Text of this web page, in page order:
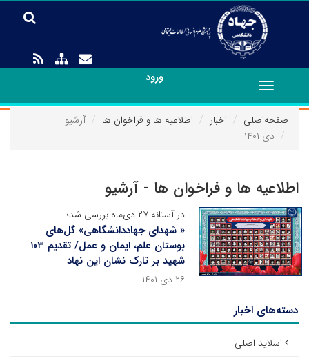
ورود
Toggle
navigation
صفحه‌اصلی
اخبار اطلاعیه ها و فراخوان ها
آرشیو
دی ۱۴۰۱
اطلاعیه ها و فراخوان ها - آرشیو
در آستانه ۲۷ دی‌ماه بررسی شد؛
« شهدای جهاددانشگاهی» گل‌های
بوستان علم، ایمان و عمل/ تقدیم ۱۰۳
شهید بر تارک نشان این نهاد
۲۶ دی ۱۴۰۱
دسته‌های اخبار
اسلاید اصلی